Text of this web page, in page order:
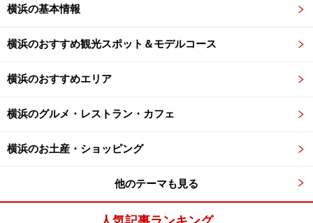
円型プロムナードデッキが象徴的「ツリー
ランドサークル」
円型プロムナードデッキが象徴的な「ツリーランドサーク
「ツリーランドサークル」は円型プロムナードデッキが
象徴的なパークの中心的な施設。円型のデッキには、受
BBQ利用サイトが取り囲むように配置されています。
横浜の基本情報
横浜のおすすめ観光スポット＆モデルコース
横浜のおすすめエリア
横浜のグルメ・レストラン・カフェ
横浜のお土産・ショッピング
他のテーマも見る